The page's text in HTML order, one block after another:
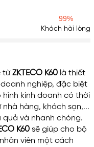
99%
Khách hài lòng
từZKTECO K60 là thiết
nghiệp, đặc biệt
hình kinh doanh có thời
hàng, khách sạn,...
quả và nhanh chóng.
K60 sẽ giúp cho bộ
viên một cách